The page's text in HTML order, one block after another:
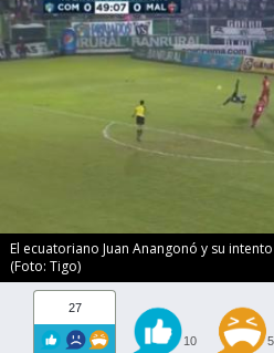
El ecuatoriano Juan Anangonó y su
(Foto: Tigo)
27
10 5